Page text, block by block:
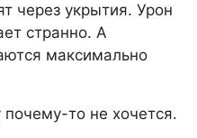
через укрытия. Урон
странно. А
максимально
почему-то не хочется.